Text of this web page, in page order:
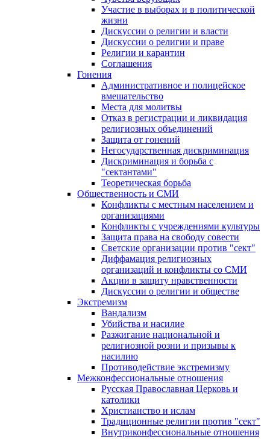
Участие в выборах и в политической
жизни
Дискуссии о религии и власти
Дискуссии о религии и праве
Религии и карантин
Соглашения
Гонения
Административное и полицейское
вмешательство
Места для молитвы
Отказ в регистрации и ликвидация
религиозных объединений
Защита от гонений
Негосударственная дискриминация
Дискриминация и борьба с
"сектантами"
Теоретическая борьба
Общественность и СМИ
Конфликты с местным населением и
организациями
Конфликты с учреждениями культуры
Защита права на свободу совести
Светские организации против "сект"
Диффамация религиозных
организаций и конфликты со СМИ
Акции в защиту нравственности
Дискуссии о религии и обществе
Экстремизм
Вандализм
Убийства и насилие
Разжигание национальной и
религиозной розни и призывы к
насилию
Противодействие экстремизму
Межконфессиональные отношения
Русская Православная Церковь и
католики
Христианство и ислам
Традиционные религии против "сект"
Внутриконфессиональные отношения